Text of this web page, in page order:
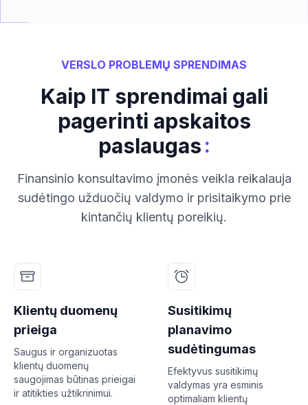
VERSLO PROBLEMŲ SPRENDIMAS
Kaip IT sprendimai gali
pagerinti apskaitos
paslaugas:
Finansinio konsultavimo įmonės veikla reikalauja
sudėtingo užduočių valdymo ir prisitaikymo prie
kintančių klientų poreikių.
Klientų duomenų
prieiga
Saugus ir organizuotas
klientų duomenų
saugojimas būtinas prieigai
ir atitikties užtikrinimui.
Susitikimų
planavimo
sudėtingumas
Efektyvus susitikimų
valdymas yra esminis
optimaliam klientų